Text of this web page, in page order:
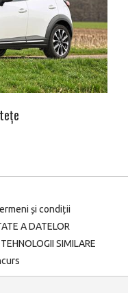
și condiții
A DATELOR
SIMILARE